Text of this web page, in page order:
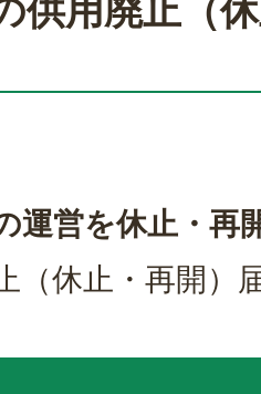
供用廃止（
運営を休止・
（休止・再開）